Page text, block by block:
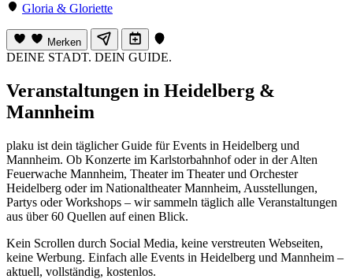
Gloria & Gloriette
Merken
DEINE STADT. DEIN GUIDE.
Veranstaltungen in Heidelberg &
Mannheim
plaku ist dein täglicher Guide für Events in Heidelberg und
Mannheim. Ob Konzerte im Karlstorbahnhof oder in der Alten
Feuerwache Mannheim, Theater im Theater und Orchester
Heidelberg oder im Nationaltheater Mannheim, Ausstellungen,
Partys oder Workshops – wir sammeln täglich alle Veranstaltungen
aus über 60 Quellen auf einen Blick.
Kein Scrollen durch Social Media, keine verstreuten Webseiten,
keine Werbung. Einfach alle Events in Heidelberg und Mannheim –
aktuell, vollständig, kostenlos.